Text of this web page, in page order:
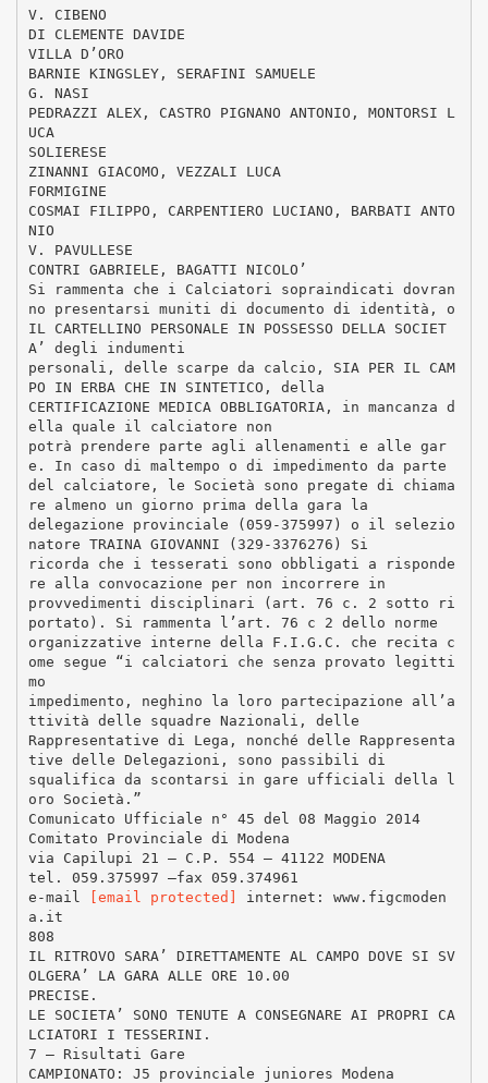
V. CIBENO
DI CLEMENTE DAVIDE
VILLA D’ORO
BARNIE KINGSLEY, SERAFINI SAMUELE
G. NASI
PEDRAZZI ALEX, CASTRO PIGNANO ANTONIO, MONTORSI L
UCA
SOLIERESE
ZINANNI GIACOMO, VEZZALI LUCA
FORMIGINE
COSMAI FILIPPO, CARPENTIERO LUCIANO, BARBATI ANTO
NIO
V. PAVULLESE
CONTRI GABRIELE, BAGATTI NICOLO’
Si rammenta che i Calciatori sopraindicati dovran
no presentarsi muniti di documento di identità, o
IL CARTELLINO PERSONALE IN POSSESSO DELLA SOCIET
A’ degli indumenti
personali, delle scarpe da calcio, SIA PER IL CAM
PO IN ERBA CHE IN SINTETICO, della
CERTIFICAZIONE MEDICA OBBLIGATORIA, in mancanza d
ella quale il calciatore non
potrà prendere parte agli allenamenti e alle gar
e. In caso di maltempo o di impedimento da parte
del calciatore, le Società sono pregate di chiama
re almeno un giorno prima della gara la
delegazione provinciale (059-375997) o il selezio
natore TRAINA GIOVANNI (329-3376276) Si
ricorda che i tesserati sono obbligati a risponde
re alla convocazione per non incorrere in
provvedimenti disciplinari (art. 76 c. 2 sotto ri
portato). Si rammenta l’art. 76 c 2 dello norme
organizzative interne della F.I.G.C. che recita c
ome segue “i calciatori che senza provato legitti
mo
impedimento, neghino la loro partecipazione all’a
ttività delle squadre Nazionali, delle
Rappresentative di Lega, nonché delle Rappresenta
tive delle Delegazioni, sono passibili di
squalifica da scontarsi in gare ufficiali della l
oro Società.”
Comunicato Ufficiale n° 45 del 08 Maggio 2014
Comitato Provinciale di Modena
via Capilupi 21 – C.P. 554 – 41122 MODENA
tel. 059.375997 –fax 059.374961
e-mail
[email protected]
internet: www.figcmoden
a.it
808
IL RITROVO SARA’ DIRETTAMENTE AL CAMPO DOVE SI SV
OLGERA’ LA GARA ALLE ORE 10.00
PRECISE.
LE SOCIETA’ SONO TENUTE A CONSEGNARE AI PROPRI CA
LCIATORI I TESSERINI.
7 – Risultati Gare
CAMPIONATO: J5 provinciale juniores Modena